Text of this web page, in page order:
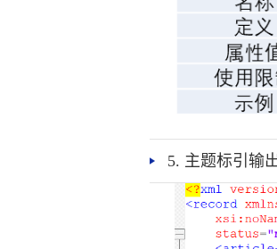
5. 主题标引输